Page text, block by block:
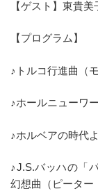
【ゲスト】東貴美
【プログラム】
♪トルコ行進曲（
♪ホールニューワ
♪ホルベアの時代
♪J.S.バッハの「
幻想曲（ピーター